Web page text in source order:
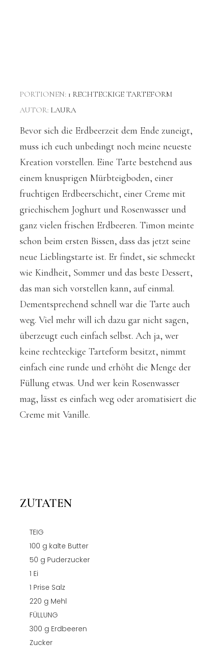
PORTIONEN: 1 RECHTECKIGE TARTEFORM
AUTOR: LAURA
Bevor sich die Erdbeerzeit dem Ende zuneigt,
muss ich euch unbedingt noch meine neueste
Kreation vorstellen. Eine Tarte bestehend aus
einem knusprigen Mürbteigboden, einer
fruchtigen Erdbeerschicht, einer Creme mit
griechischem Joghurt und Rosenwasser und
ganz vielen frischen Erdbeeren. Timon meinte
schon beim ersten Bissen, dass das jetzt seine
neue Lieblingstarte ist. Er findet, sie schmeckt
wie Kindheit, Sommer und das beste Dessert,
das man sich vorstellen kann, auf einmal.
Dementsprechend schnell war die Tarte auch
weg. Viel mehr will ich dazu gar nicht sagen,
überzeugt euch einfach selbst. Ach ja, wer
keine rechteckige Tarteform besitzt, nimmt
einfach eine runde und erhöht die Menge der
Füllung etwas. Und wer kein Rosenwasser
mag, lässt es einfach weg oder aromatisiert die
Creme mit Vanille.
ZUTATEN
TEIG
100 g kalte Butter
50 g Puderzucker
1 Ei
1 Prise Salz
220 g Mehl
FÜLLUNG
300 g Erdbeeren
Zucker